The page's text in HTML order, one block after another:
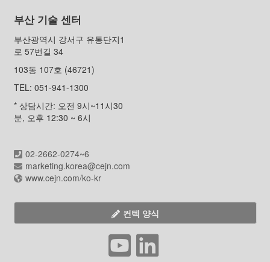
부산 기술 센터
부산광역시 강서구 유통단지1
로 57번길 34
103동 107호 (46721)
TEL: 051-941-1300
* 상담시간: 오전 9시~11시30
분, 오후 12:30 ~ 6시
02-2662-0274~6
marketing.korea@cejn.com
www.cejn.com/ko-kr
컨텍 양식